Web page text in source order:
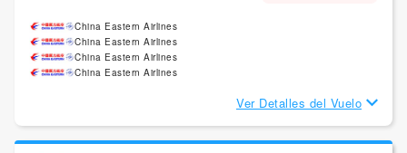
China Eastern Airlines
China Eastern Airlines
China Eastern Airlines
China Eastern Airlines
Ver Detalles del Vuelo